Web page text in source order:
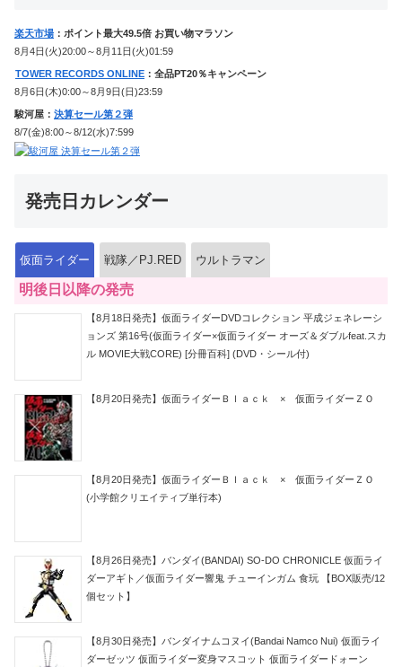
楽天市場 ：ポイント最大49.5倍 お買い物マラソン
8月4日(火)20:00～8月11日(火)01:59
TOWER RECORDS ONLINE ：全品PT20％キャンペーン
8月6日(木)0:00～8月9日(日)23:59
駿河屋： 決算セール第２弾
8/7(金)8:00～8/12(水)7:599
発売日カレンダー
仮面ライダー 戦隊／PJ.RED ウルトラマン
明後日以降の発売
【8月18日発売】仮面ライダーDVDコレクション 平成ジェネレーシ
ョンズ 第16号(仮面ライダー×仮面ライダー オーズ＆ダブルfeat.スカ
ル MOVIE大戦CORE) [分冊百科] (DVD・シール付)
【8月20日発売】仮面ライダーＢｌａｃｋ × 仮面ライダーＺＯ
【8月20日発売】仮面ライダーＢｌａｃｋ × 仮面ライダーＺＯ
(小学館クリエイティブ単行本)
【8月26日発売】バンダイ(BANDAI) SO-DO CHRONICLE 仮面ライ
ダーアギト／仮面ライダー響鬼 チューインガム 食玩 【BOX販売/12
個セット】
【8月30日発売】バンダイナムコヌイ(Bandai Namco Nui) 仮面ライ
ダーゼッツ 仮面ライダー変身マスコット 仮面ライダードォーン